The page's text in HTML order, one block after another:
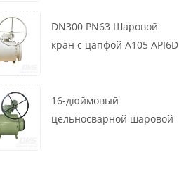
DN300 PN63 Шаровой
кран с цапфой A105 API6D
16-дюймовый
цельносварной шаровой